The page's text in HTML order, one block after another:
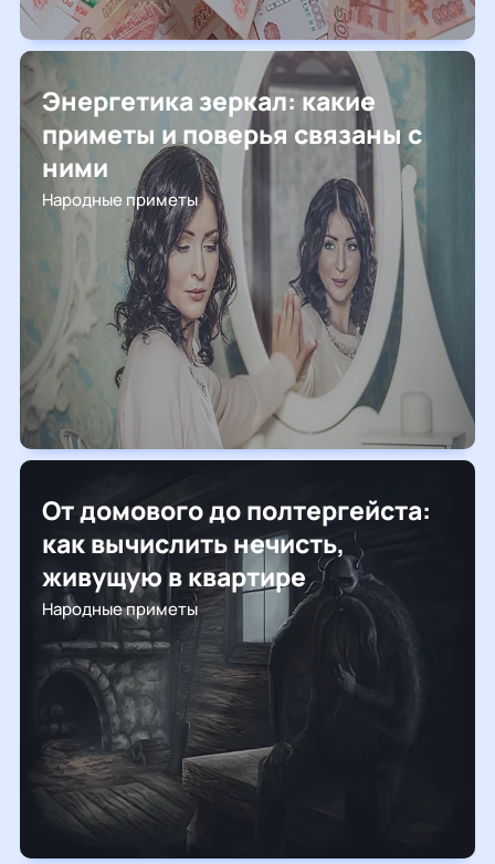
Энергетика зеркал: какие
приметы и поверья связаны с
ними
Народные приметы
От домового до полтергейста:
как вычислить нечисть,
живущую в квартире
Народные приметы